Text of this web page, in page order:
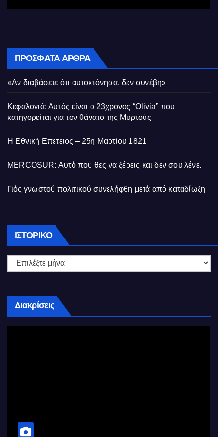
ΠΡΌΣΦΑΤΑ ΆΡΘΡΑ
«Αν διαβάσετε ότι αυτοκτόνησα, δεν συνέβη»
Κεφαλονιά: Αυτός είναι ο 23χρονος “Olivia” που
κατηγορείται για τον θάνατο της Μυρτούς
Η Εθνική Επετειος – 25η Μαρτίου 1821
MERCOSUR: Αυτό που θες να ξέρεις και δεν σου λένε.
Γιός γνωστού πολιτικού συνελήφθη μετά από καταδίωξη
ΙΣΤΟΡΙΚΌ Ιστορικό
Διακρίσεις